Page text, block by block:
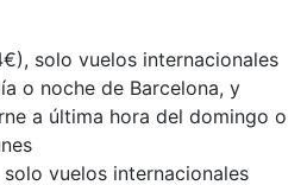
solo vuelos internacionales
o noche de Barcelona, y
a última hora del domingo o
vuelos internacionales